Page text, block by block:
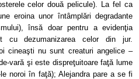
celor două pelicule). La fel ca
eroina unor întâmplări degradante
însă doar pentru a evidenţia
cu dezumanizarea celor din jur.
cineaşti nu sunt creaturi angelice –
vară şi este dispreţuitoare faţă lume
noroi în faţă); Alejandra pare a se fi